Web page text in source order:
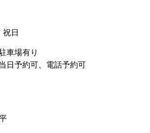
祝日
車場有り
日予約可、電話予約可